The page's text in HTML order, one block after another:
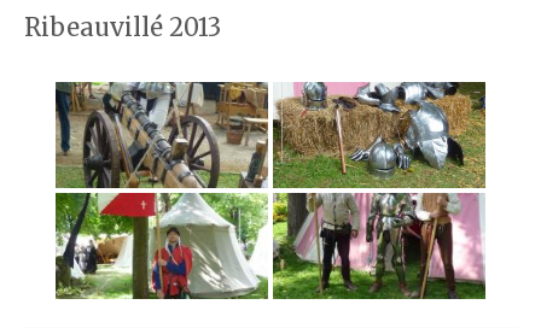
Ribeauvillé 2013